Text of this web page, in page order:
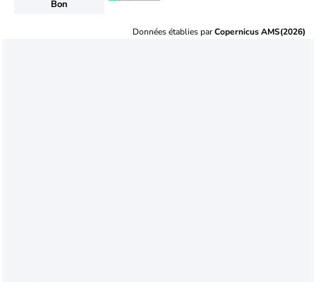
Bon
Données établies parCopernicus AMS(2026)